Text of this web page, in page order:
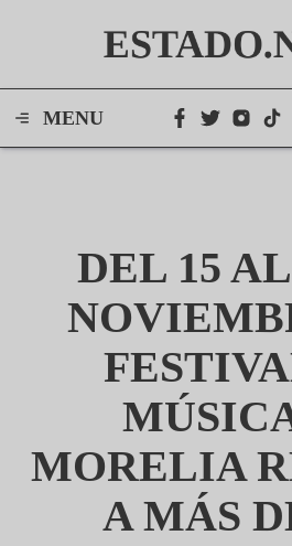
MENU
DEL 15
MORELIA
A MÁS